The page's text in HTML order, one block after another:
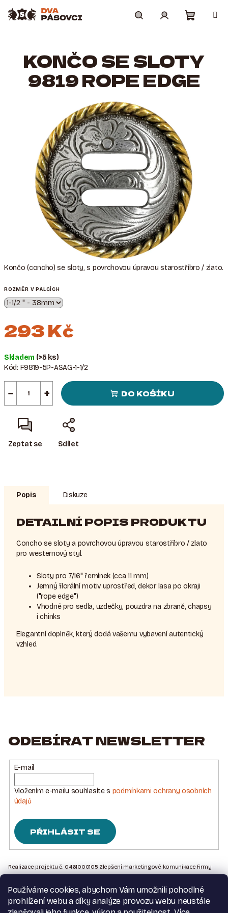
Používáme cookies, abychom Vám umožnili pohodlné
prohlížení webu a díky analýze provozu webu neustále
košík
Končo (concho) se sloty, s povrchovou úpravou starostříbro / zlato.
ROZMĚR V PALCÍCH
293 Kč
cena:
Skladem (>5 ks)
Kód: F9819-5P-ASAG-1-1/2
+
− DO KOŠÍKU
Zeptat se Sdílet
KONČO SE SLOTY
9819 ROPE EDGE
Popis Diskuze
DETAILNÍ POPIS PRODUKTU
Concho se sloty a povrchovou úpravou starostříbro / zlato
pro westernový styl.
Sloty pro 7/16" řemínek (cca 11 mm)
Jemný florální motiv uprostřed, dekor lasa po okraji
("rope edge")
Vhodné pro sedla, uzdečky, pouzdra na zbraně, chapsy
i chinks
Elegantní doplněk, který dodá vašemu vybavení autentický
vzhled.
ODEBÍRAT NEWSLETTER
E-mail
Vložením e-mailu souhlasíte s podmínkami ochrany osobních
údajů
PŘIHLÁSIT SE
Á
P
A
Realizace projektu č. 0461000105 Zlepšení marketingové komunikace firmy
Kontakt na nás
Obchodní podmínky